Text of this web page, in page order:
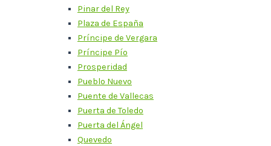
Pinar del Rey
Plaza de España
Príncipe de Vergara
Príncipe Pío
Prosperidad
Pueblo Nuevo
Puente de Vallecas
Puerta de Toledo
Puerta del Ángel
Quevedo